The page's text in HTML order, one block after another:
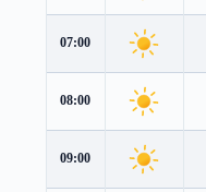
07:00
08:00
09:00